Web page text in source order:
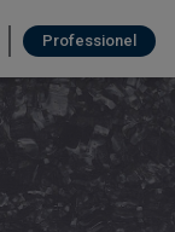
Professionel